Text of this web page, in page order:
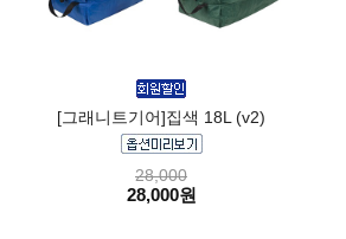
[그래니트기어]집색 18L (v2)
28,000
28,000원